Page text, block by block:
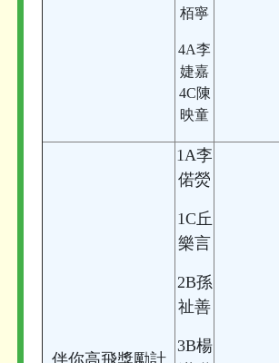
栢寧
4A李
婕嘉
4C陳
映童
伴你高飛獎勵計
1A李
偌熒
1C丘
樂言
2B孫
祉善
3B楊